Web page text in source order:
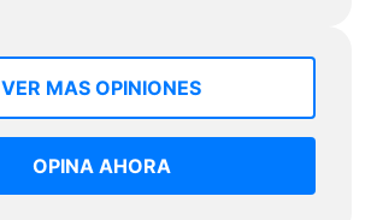
VER MAS OPINIONES
OPINA AHORA